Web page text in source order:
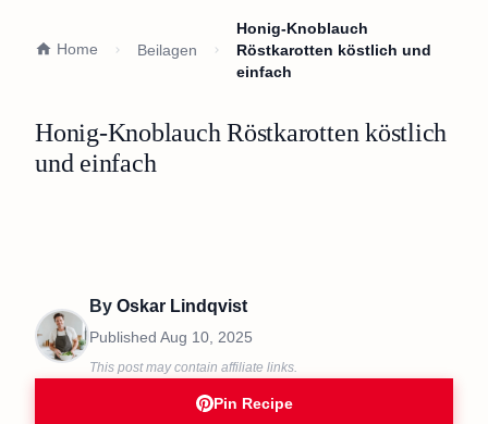
Home Beilagen
Honig-Knoblauch
Röstkarotten köstlich und
einfach
Honig-Knoblauch Röstkarotten köstlich
und einfach
By Oskar Lindqvist
Published Aug 10, 2025
This post may contain affiliate links.
Pin Recipe